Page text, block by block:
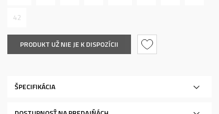
42
PRODUKT UŽ NIE JE K DISPOZÍCII
ŠPECIFIKÁCIA